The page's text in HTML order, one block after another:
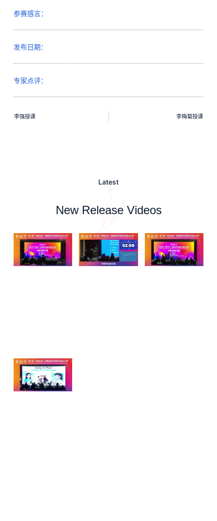
参赛感言：
发布日期：
专家点评：
李强授课 李梅菊授课
Latest
New Release Videos